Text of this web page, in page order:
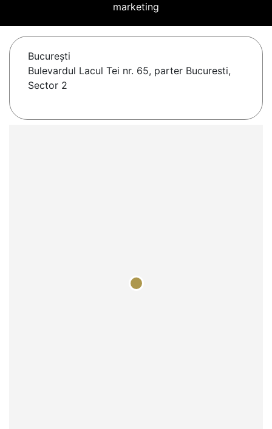
marketing
Bucureşti
Bulevardul Lacul Tei nr. 65, parter Bucuresti,
Sector 2